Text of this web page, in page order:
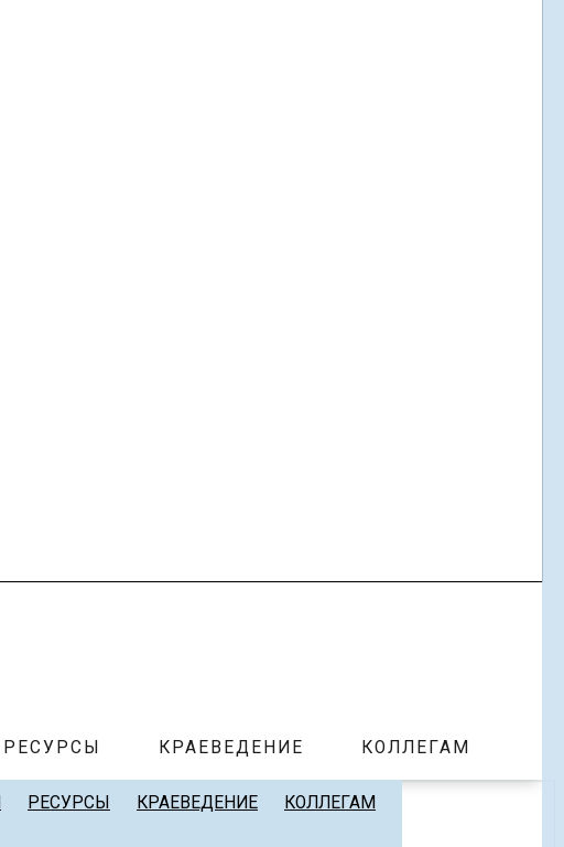
РЕСУРСЫ КРАЕВЕДЕНИЕ КОЛЛЕГАМ
РЕСУРСЫ КРАЕВЕДЕНИЕ КОЛЛЕГАМ